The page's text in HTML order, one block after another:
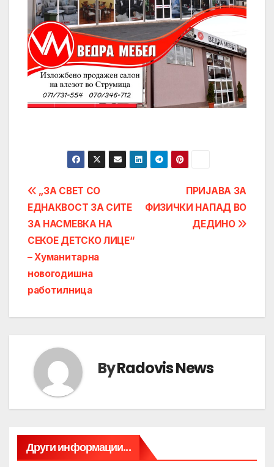
Post
navigation
ПРИЈАВА ЗА
ФИЗИЧКИ НАПАД ВО
ДЕДИНО
„ЗА СВЕТ СО
ЕДНАКВОСТ ЗА СИТЕ
ЗА НАСМЕВКА НА
СЕКОЕ ДЕТСКО ЛИЦЕ“
– Хуманитарна
новогодишна
работилница
ByRadovis News
Други информации...